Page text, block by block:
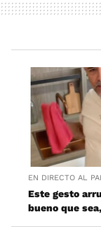
EN DIRECTO AL
Este gesto
bueno que